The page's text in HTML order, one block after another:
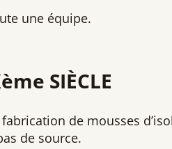
une équipe.
SIÈCLE
de mousses
de source.